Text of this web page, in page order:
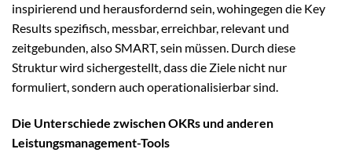
inspirierend und herausfordernd sein, wohingegen die Key
Results spezifisch, messbar, erreichbar, relevant und
zeitgebunden, also SMART, sein müssen. Durch diese
Struktur wird sichergestellt, dass die Ziele nicht nur
formuliert, sondern auch operationalisierbar sind.
Die Unterschiede zwischen OKRs und anderen
Leistungsmanagement-Tools